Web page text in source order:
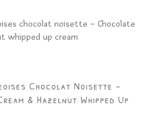
Chocolat Noisette –
& Hazelnut Whipped Up